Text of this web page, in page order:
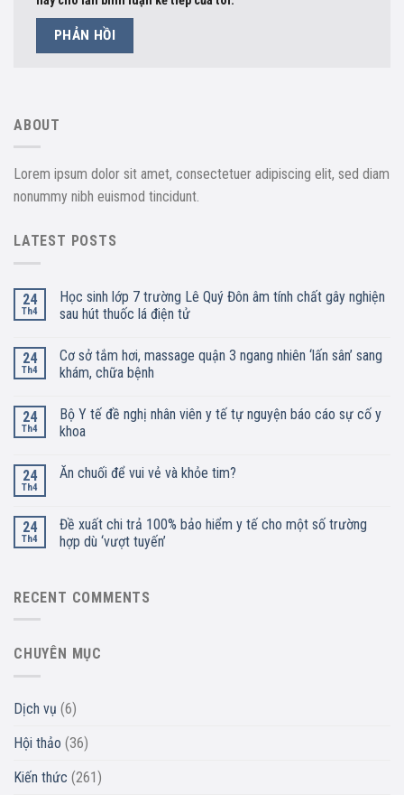
ABOUT
Lorem ipsum dolor sit amet, consectetuer adipiscing elit, sed diam
nonummy nibh euismod tincidunt.
LATEST POSTS
24
Th4
Học sinh lớp 7 trường Lê Quý Đôn âm tính chất gây nghiện
sau hút thuốc lá điện tử
24
Th4
Cơ sở tắm hơi, massage quận 3 ngang nhiên ‘lấn sân’ sang
khám, chữa bệnh
24
Th4
Bộ Y tế đề nghị nhân viên y tế tự nguyện báo cáo sự cố y
khoa
24
Th4
Ăn chuối để vui vẻ và khỏe tim?
24
Th4
Đề xuất chi trả 100% bảo hiểm y tế cho một số trường
hợp dù ‘vượt tuyến’
RECENT COMMENTS
CHUYÊN MỤC
Dịch vụ (6)
Hội thảo (36)
Kiến thức (261)